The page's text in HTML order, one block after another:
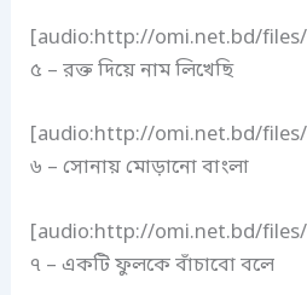
[audio:http://omi.net.bd/
৫ – রক্ত দিয়ে নাম লিখেছি
[audio:http://omi.net.bd/
৬ – সোনায় মোড়ানো বাংলা
[audio:http://omi.net.bd/
৭ – একটি ফুলকে বাঁচাবো বলে